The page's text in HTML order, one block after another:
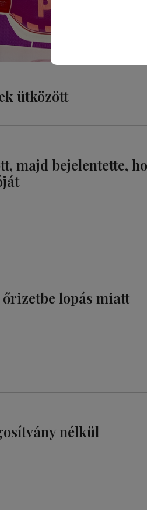
ütközött
majd bejelentette,
lopás miatt
nélkül